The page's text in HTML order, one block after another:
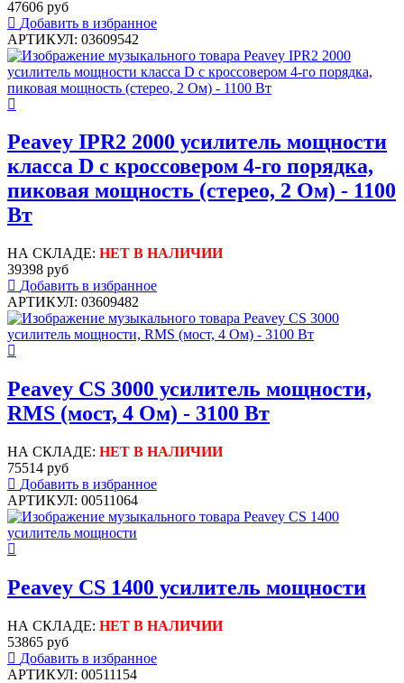
47606 руб
Добавить в избранное
АРТИКУЛ: 03609542
Peavey IPR2 2000 усилитель мощности
класса D с кроссовером 4-го порядка,
пиковая мощность (стерео, 2 Ом) - 1100
Вт
НА СКЛАДЕ: НЕТ В НАЛИЧИИ
39398 руб
Добавить в избранное
АРТИКУЛ: 03609482
Peavey CS 3000 усилитель мощности,
RMS (мост, 4 Ом) - 3100 Вт
НА СКЛАДЕ: НЕТ В НАЛИЧИИ
75514 руб
Добавить в избранное
АРТИКУЛ: 00511064
Peavey CS 1400 усилитель мощности
НА СКЛАДЕ: НЕТ В НАЛИЧИИ
53865 руб
Добавить в избранное
АРТИКУЛ: 00511154